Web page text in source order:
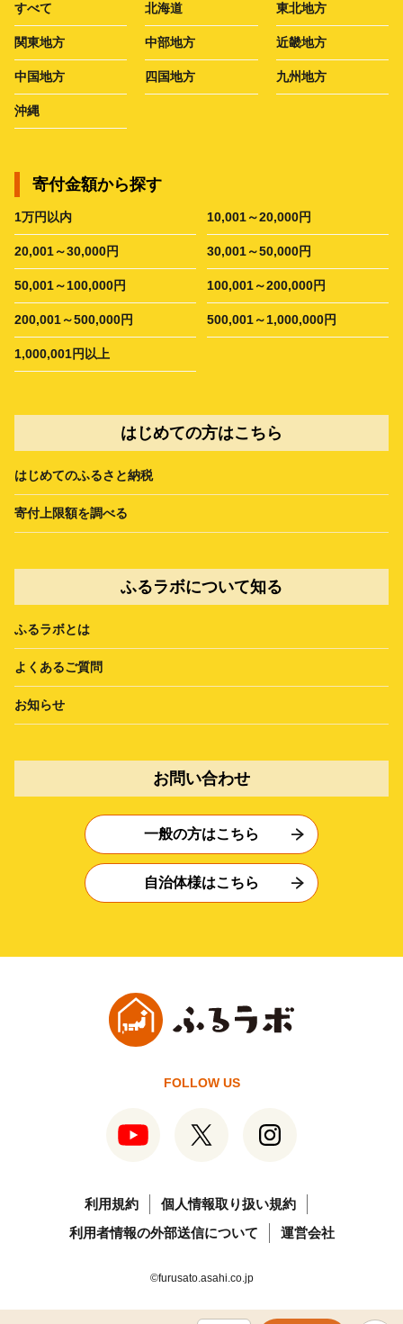
すべて 北海道 東北地方
関東地方 中部地方 近畿地方
中国地方 四国地方 九州地方
沖縄
寄付金額から探す
1万円以内 10,001～20,000円
20,001～30,000円 30,001～50,000円
50,001～100,000円 100,001～200,000円
200,001～500,000円 500,001～1,000,000円
1,000,001円以上
はじめての方はこちら
はじめてのふるさと納税
寄付上限額を調べる
ふるラボについて知る
ふるラボとは
よくあるご質問
お知らせ
お問い合わせ
一般の方はこちら
自治体様はこちら
FOLLOW US
利用規約
個人情報取り扱い規約
利用者情報の外部送信について
運営会社
©furusato.asahi.co.jp